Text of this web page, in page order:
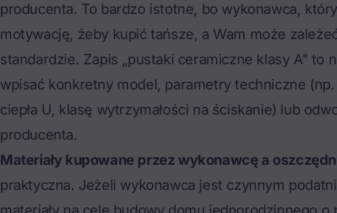
producenta. To bardzo istotne, bo wykonawca,
motywację, żeby kupić tańsze, a Wam może
standardzie. Zapis „pustaki ceramiczne klasy A" to
wpisać konkretny model, parametry techniczne
ciepła U, klasę wytrzymałości na ściskanie) lub
producenta.
Materiały kupowane przez wykonawcę a
praktyczna. Jeżeli wykonawca jest czynnym